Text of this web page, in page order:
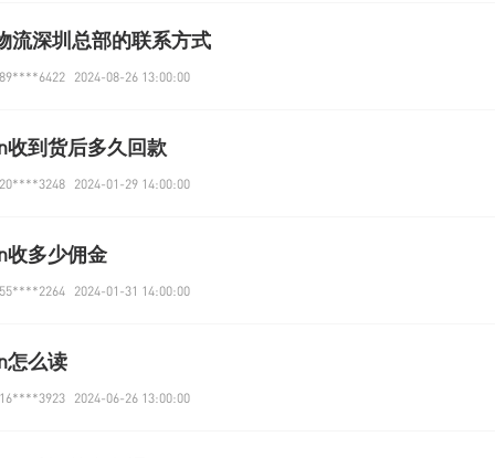
流深圳总部的联系方式
2024-08-26 13:00:00
收到货后多久回款
2024-01-29 14:00:00
收多少佣金
2024-01-31 14:00:00
怎么读
2024-06-26 13:00:00